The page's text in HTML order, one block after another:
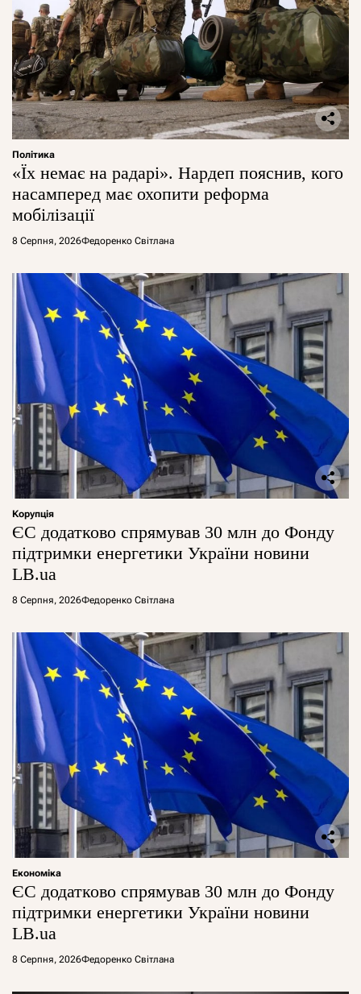
Політика
«Їх немає на радарі». Нардеп пояснив, кого
насамперед має охопити реформа
мобілізації
8 Серпня, 2026Федоренко Світлана
Корупція
ЄС додатково спрямував 30 млн до Фонду
підтримки енергетики України новини
LB.ua
8 Серпня, 2026Федоренко Світлана
Економіка
ЄС додатково спрямував 30 млн до Фонду
підтримки енергетики України новини
LB.ua
8 Серпня, 2026Федоренко Світлана